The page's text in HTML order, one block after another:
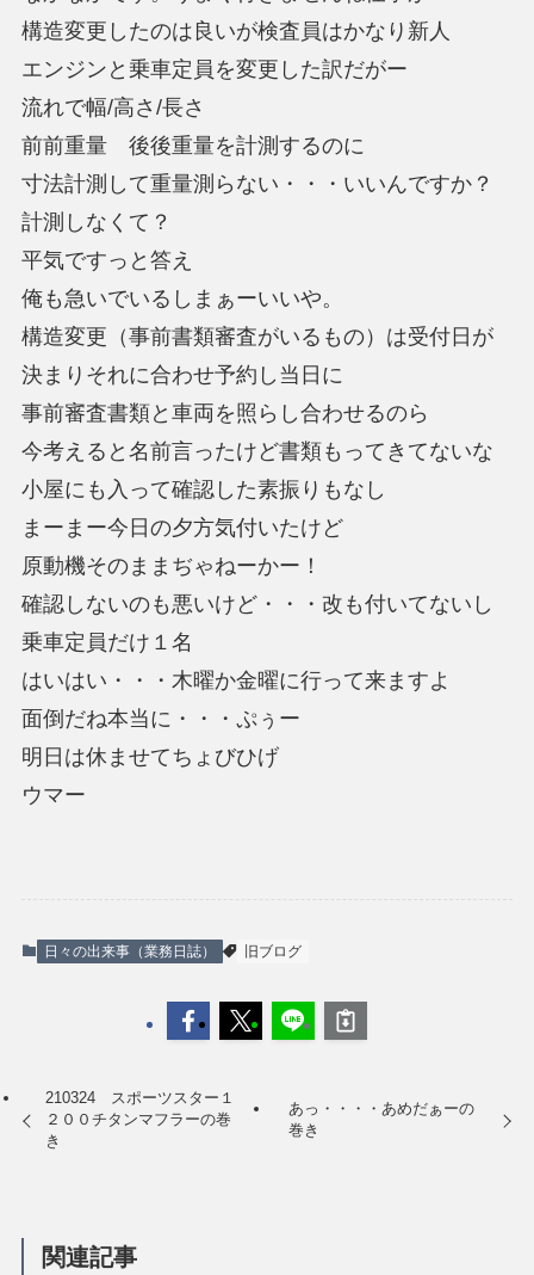
構造変更したのは良いが検査員はかなり新人
エンジンと乗車定員を変更した訳だがー
流れで幅/高さ/長さ
前前重量 後後重量を計測するのに
寸法計測して重量測らない・・・いいんですか？
計測しなくて？
平気ですっと答え
俺も急いでいるしまぁーいいや。
構造変更（事前書類審査がいるもの）は受付日が
決まりそれに合わせ予約し当日に
事前審査書類と車両を照らし合わせるのら
今考えると名前言ったけど書類もってきてないな
小屋にも入って確認した素振りもなし
まーまー今日の夕方気付いたけど
原動機そのままぢゃねーかー！
確認しないのも悪いけど・・・改も付いてないし
乗車定員だけ１名
はいはい・・・木曜か金曜に行って来ますよ
面倒だね本当に・・・ぷぅー
明日は休ませてちょびひげ
ウマー
日々の出来事（業務日誌） 旧ブログ
210324 スポーツスター１
２００チタンマフラーの巻
き
あっ・・・・あめだぁーの
巻き
関連記事